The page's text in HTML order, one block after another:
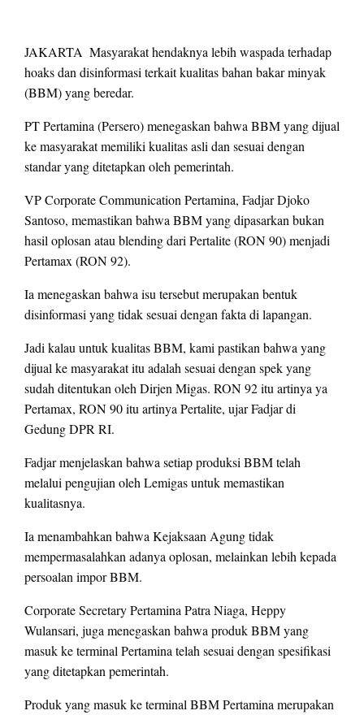
JAKARTA  Masyarakat hendaknya lebih waspada terhadap
hoaks dan disinformasi terkait kualitas bahan bakar minyak
(BBM) yang beredar.
PT Pertamina (Persero) menegaskan bahwa BBM yang dijual
ke masyarakat memiliki kualitas asli dan sesuai dengan
standar yang ditetapkan oleh pemerintah.
VP Corporate Communication Pertamina, Fadjar Djoko
Santoso, memastikan bahwa BBM yang dipasarkan bukan
hasil oplosan atau blending dari Pertalite (RON 90) menjadi
Pertamax (RON 92).
Ia menegaskan bahwa isu tersebut merupakan bentuk
disinformasi yang tidak sesuai dengan fakta di lapangan.
Jadi kalau untuk kualitas BBM, kami pastikan bahwa yang
dijual ke masyarakat itu adalah sesuai dengan spek yang
sudah ditentukan oleh Dirjen Migas. RON 92 itu artinya ya
Pertamax, RON 90 itu artinya Pertalite, ujar Fadjar di
Gedung DPR RI.
Fadjar menjelaskan bahwa setiap produksi BBM telah
melalui pengujian oleh Lemigas untuk memastikan
kualitasnya.
Ia menambahkan bahwa Kejaksaan Agung tidak
mempermasalahkan adanya oplosan, melainkan lebih kepada
persoalan impor BBM.
Corporate Secretary Pertamina Patra Niaga, Heppy
Wulansari, juga menegaskan bahwa produk BBM yang
masuk ke terminal Pertamina telah sesuai dengan spesifikasi
yang ditetapkan pemerintah.
Produk yang masuk ke terminal BBM Pertamina merupakan